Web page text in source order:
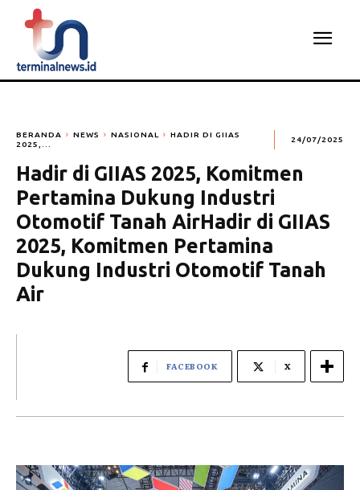
BERANDA NEWS NASIONAL
HADIR DI GIIAS
2025,...
24/07/2025
Hadir di GIIAS 2025, Komitmen
Pertamina Dukung Industri
Otomotif Tanah AirHadir di GIIAS
2025, Komitmen Pertamina
Dukung Industri Otomotif Tanah
Air
FACEBOOK X